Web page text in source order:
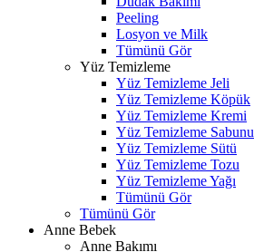
Peeling
Losyon ve Milk
Tümünü Gör
Yüz Temizleme
Yüz Temizleme Jeli
Yüz Temizleme Köpük
Yüz Temizleme Kremi
Yüz Temizleme Sabunu
Yüz Temizleme Sütü
Yüz Temizleme Tozu
Yüz Temizleme Yağı
Tümünü Gör
Tümünü Gör
Anne Bebek
Anne Bakımı